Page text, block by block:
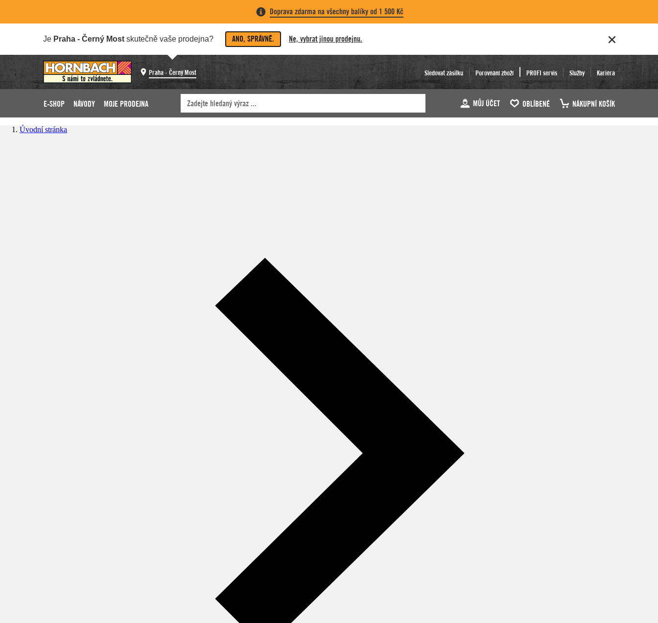
Doprava zdarma na všechny balíky od 1 500 Kč
Je Praha - Černý Most skutečně vaše prodejna? ANO, SPRÁVNĚ. Ne, vybrat jinou prodejnu.
Praha - Černý Most Sledovat zásilku Porovnání zboží PROFI servis Služby Kariéra
E-SHOP NÁVODY MOJE PRODEJNA MŮJ ÚČET OBLÍBENÉ NÁKUPNÍ KOŠÍK
Úvodní stránka